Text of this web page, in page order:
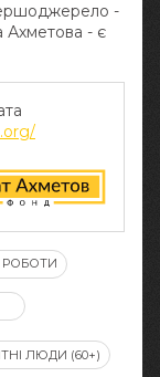
-
- є
РОБОТИ
ЛЮДИ (60+)